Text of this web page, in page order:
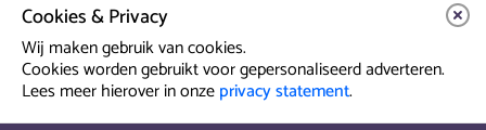
Partners & Sponsoren
Artiesten info
Cookies & Privacy
Wij maken gebruik van cookies.
Cookies worden gebruikt voor gepersonaliseerd adverteren.
Lees meer hierover in onzeprivacy statement.